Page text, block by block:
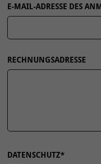
E-MAIL-ADRESSE DES
RECHNUNGSADRESSE
DATENSCHUTZ*